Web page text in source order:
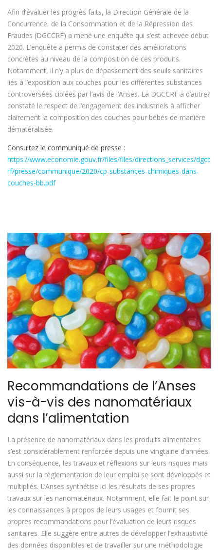
Afin d’évaluer les progrès faits, la Direction Générale de la
Concurrence, de la Consommation et de la Répression des
Fraudes (DGCCRF) a mené une enquête qui s’est achevée début
2020. L’enquête a permis de constater des améliorations
concrètes au niveau de la composition de ces produits.
Notamment, il n’y a plus de dépassement des seuils sanitaires
liés à l’exposition aux couches pour les différentes substances
controversées ciblées par l’avis de l’Anses. La DGCCRF a d’autre?
constaté le respect de l’engagement des industriels à afficher
clairement la composition des couches pour bébés de manière
dématéralisée.
Consultez le communiqué de presse :
https://www.economie.gouv.fr/files/files/directions_services/dgcc
rf/presse/communique/2020/cp-substances-chimiques-dans-
couches-bb.pdf
Recommandations de l’Anses
vis-à-vis des nanomatériaux
dans l’alimentation
La présence de nanomatériaux dans les produits alimentaires
s’est considérablement renforcée depuis une vingtaine d’années.
En conséquence, les travaux et réflexions sur leurs risques mais
aussi sur la réglementation de leur emploi se sont développés et
multipliés. L’Anses synthétise ici les résultats de ses propres
travaux sur les nanomatériaux. Notamment, elle fait le point sur
les connaissances à propos de leurs usages et fournit ses
propres recommandations pour l’évaluation de leurs risques
sanitaires. Elle suggère entre autres de développer l’exhaustivité
des données disponibles et de travailler sur une méthodologie